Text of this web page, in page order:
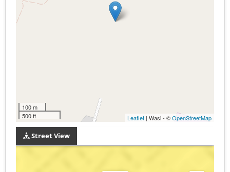
100 m
500 ft
Leaflet | Wasi - ©OpenStreetMap
Street View